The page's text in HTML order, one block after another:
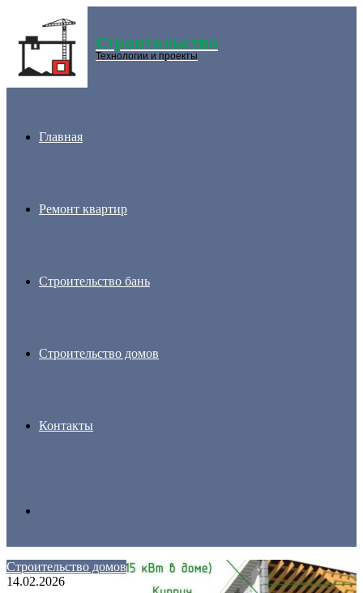
Menu Строительство
Технологии и проекты
Главная
Ремонт квартир
Строительство бань
Строительство домов
Контакты
for
Строительство домов
14.02.2026